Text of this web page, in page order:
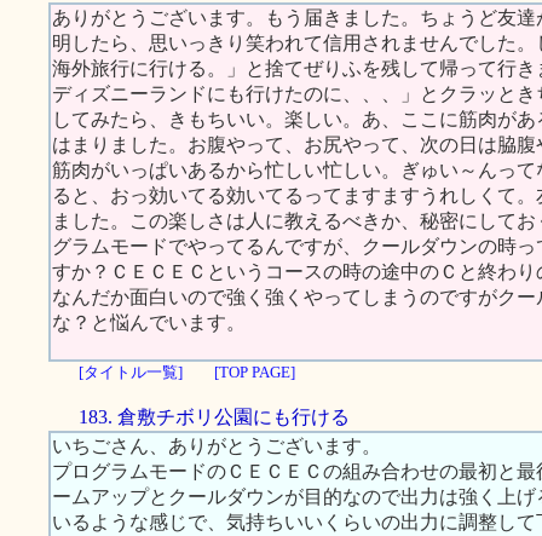
ありがとうございます。もう届きました。ちょうど友
明したら、思いっきり笑われて信用されませんでした
海外旅行に行ける。」と捨てぜりふを残して帰って行
ディズニーランドにも行けたのに、、、」とクラッと
してみたら、きもちいい。楽しい。あ、ここに筋肉が
はまりました。お腹やって、お尻やって、次の日は脇
筋肉がいっぱいあるから忙しい忙しい。ぎゅい～んっ
ると、おっ効いてる効いてるってますますうれしくて
ました。この楽しさは人に教えるべきか、秘密にして
グラムモードでやってるんですが、クールダウンの時
すか？ＣＥＣＥＣというコースの時の途中のＣと終わ
なんだか面白いので強く強くやってしまうのですがク
な？と悩んでいます。
[タイトル一覧] [TOP PAGE]
183. 倉敷チボリ公園にも行ける
いちごさん、ありがとうございます。
プログラムモードのＣＥＣＥＣの組み合わせの最初と
ームアップとクールダウンが目的なので出力は強く上
いるような感じで、気持ちいいくらいの出力に調整して